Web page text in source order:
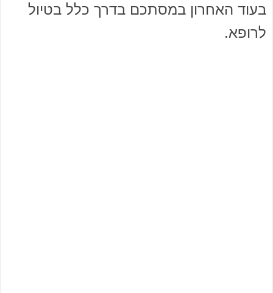
בעוד האחרון במסתכם בדרך כלל בטיול
לרופא.